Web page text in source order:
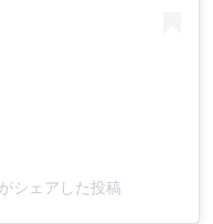
シェアした投稿